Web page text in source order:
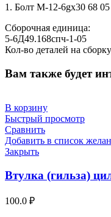
1. Болт М-12-6gx30 68
Сборочная единица:
5-6Д49.168спч-1-05
Кол-во деталей на
Вам также будет
В корзину
Быстрый просмотр
Сравнить
Добавить в список
Закрыть
Втулка (гильза)
100.0 ₽